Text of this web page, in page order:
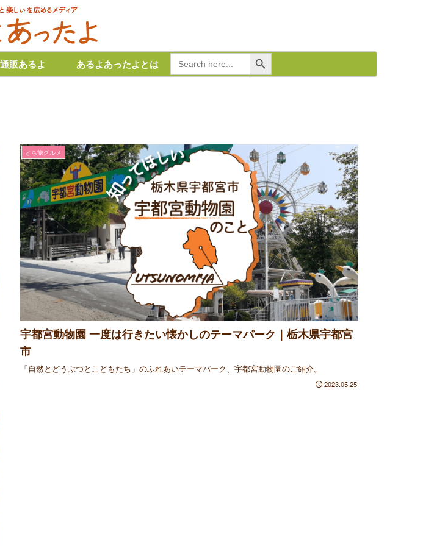
販あるよ あるよあったよとは Search
for:
Search Button
とち旅グルメ
宇都宮動物園 一度は行きたい懐かしのテーマパーク｜栃木県宇都宮
市
「自然とどうぶつとこどもたち」のふれあいテーマパーク、宇都宮動物園のご紹介。
2023.05.25